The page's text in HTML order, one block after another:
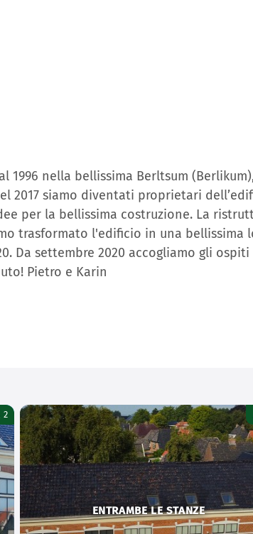
1996 nella bellissima Berltsum
2017 siamo diventati proprietari
per la bellissima costruzione. La
trasformato l'edificio in una bellissima
Da settembre 2020 accogliamo gli
Pietro e Karin
2
ENTRAMBE LE STANZE